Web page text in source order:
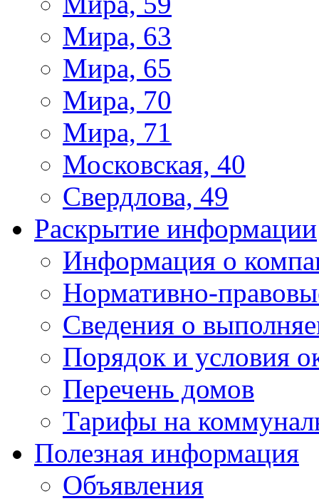
Мира, 63
Мира, 65
Мира, 70
Мира, 71
Московская, 40
Свердлова, 49
Раскрытие информации
Информация о
Нормативно-
Сведения о
Порядок и условия
Перечень домов
Тарифы на
Полезная информация
Объявления